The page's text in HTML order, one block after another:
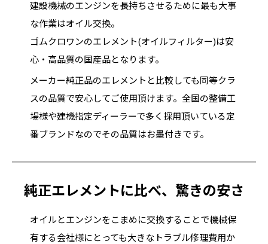
建設機械のエンジンを長持ちさせるために最も大事
な作業はオイル交換。
ゴムクロワンのエレメント(オイルフィルター)は安
心・高品質の国産品となります。
メーカー純正品のエレメントと比較しても同等クラ
スの品質で安心してご使用頂けます。全国の整備工
場様や建機指定ディーラーで多く採用頂いている定
番ブランドなのでその品質はお墨付きです。
純正エレメントに比べ、驚きの安さ
オイルとエンジンをこまめに交換することで機械保
有する会社様にとっても大きなトラブル修理費用か